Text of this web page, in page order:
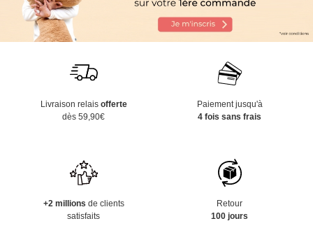
Livraison relais offerte
dès 59,90€
Paiement jusqu'à
4 fois sans frais
+2 millions de clients
satisfaits
Retour
100 jours